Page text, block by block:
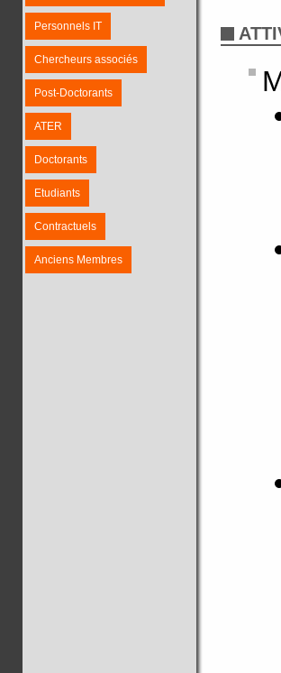
Personnels IT
Chercheurs associés
Post-Doctorants
ATER
Doctorants
Etudiants
Contractuels
Anciens Membres